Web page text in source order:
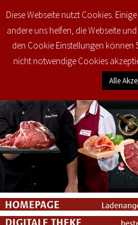
€
Diese Webseite nutzt Cookies.
andere uns helfen, die Webseite
den Cookie Einstellungen können
nicht notwendige Cookies
Alle